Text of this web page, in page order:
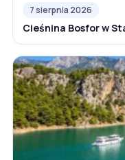
7 sierpnia 2026
Cieśnina Bosfor w